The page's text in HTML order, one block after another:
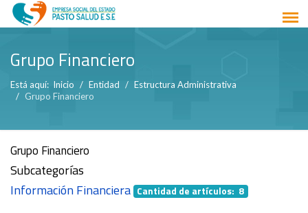
Grupo Financiero
Está aquí: Inicio Entidad
Estructura Administrativa
Grupo Financiero
Grupo Financiero
Subcategorías
Información Financiera Cantidad de artículos: 8